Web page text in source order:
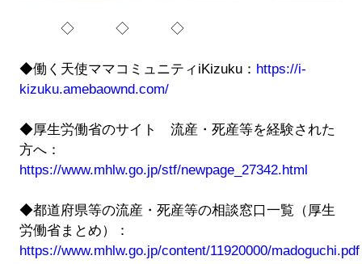
◇ ◇ ◇
◆働く天使ママコミュニティiKizuku： https://i-
kizuku.amebaownd.com/
◆厚生労働省のサイト 流産・死産等を経験された
方へ：
https://www.mhlw.go.jp/stf/newpage_27342.html
◆都道府県等の流産・死産等の相談窓口一覧（厚生
労働省まとめ）：
https://www.mhlw.go.jp/content/11920000/madoguchi.pdf